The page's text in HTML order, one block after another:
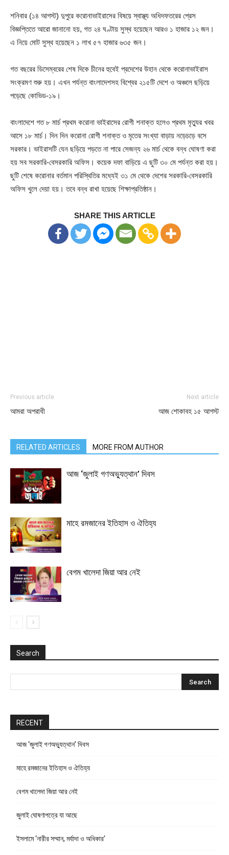
শনিবার (১৪ আগস্ট) দুপুরে করোনাভাইরাসের বিষয়ে স্বাস্থ্য অধিদফতরের প্রেস
বিজ্ঞপ্তিতে আরো জানানো হয়, গত ২৪ ঘণ্টায় সুস্থ হয়েছেন আরও ১ হাজার ১২ জন।
এ নিয়ে মোট সুস্থ হয়েছেন ১ লাখ ৫৭ হাজার ৬৩৫ জন।
গত বছরের ডিসেম্বরের শেষ দিকে চীনের হুবেই প্রদেশের উহান থেকে করোনাভাইরাস
সংক্রমণ শুরু হয়। এখন পর্যন্ত বাংলাদেশসহ বিশ্বের ২১৫টি দেশে ও অঞ্চলে ছড়িয়ে
পড়েছে কোভিড-১৯।
বাংলাদেশে গত ৮ মার্চ প্রথম করোনা ভাইরাসের রোগী শনাক্ত হলেও প্রথম মৃত্যুর খবর
আসে ১৮ মার্চ। দিন দিন করোনা রোগী শনাক্ত ও মৃতের সংখ্যা বাড়ায় নড়েচড়ে বসে
সরকার। ভাইরাসটি যেন ছড়িয়ে পড়তে না পারে সেজন্য ২৬ মার্চ থেকে বন্ধ ঘোষণা করা
হয় সব সরকারি-বেসরকারি অফিস। কয়েক দফা বাড়িয়ে এ ছুটি ৩০ মে পর্যন্ত করা হয়।
ছুটি শেষে করোনার বর্তমান পরিস্থিতির মধ্যেই ৩১ মে থেকে দেশের সরকারি-বেসরকারি
অফিস খুলে দেয়া হয়। তবে বন্ধ রাখা হয়েছে শিক্ষাপ্রতিষ্ঠান।
SHARE THIS ARTICLE
Previous article
আমরা অপরাধী
Next article
আজ শোকাবহ ১৫ আগস্ট
RELATED ARTICLES MORE FROM AUTHOR
আজ ‘জুলাই গণঅভ্যুত্থান’ দিবস
মাহে রমজানের ইতিহাস ও ঐতিহ্য
বেগম খালেদা জিয়া আর নেই
Search
RECENT
আজ ‘জুলাই গণঅভ্যুত্থান’ দিবস
মাহে রমজানের ইতিহাস ও ঐতিহ্য
বেগম খালেদা জিয়া আর নেই
জুলাই ঘোষণাপত্রে যা আছে
ইসলামে ‘নারীর সম্মান, মর্যাদা ও অধিকার’